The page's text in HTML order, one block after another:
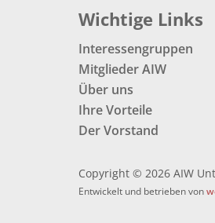
Wichtige Links
Interessengruppen
Mitglieder AIW
Über uns
Ihre Vorteile
Der Vorstand
Copyright © 2026 AIW
Entwickelt und betrieben von